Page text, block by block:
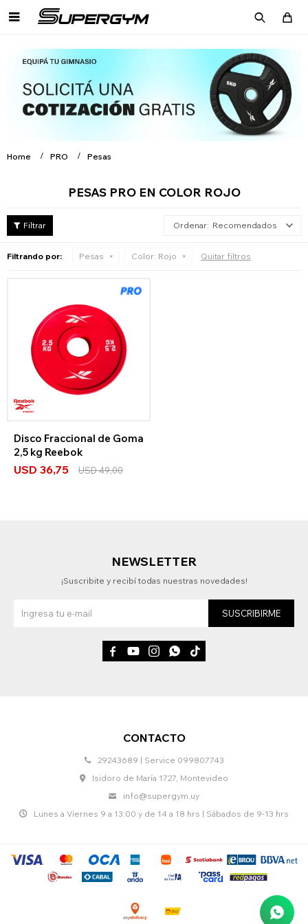

Home PRO Pesas
PESAS PRO EN COLOR ROJO
Recomendados
Filtrando por: Pesas Color: Rojo Quitar filtros
Disco Fraccional de Goma
2,5 kg Reebok
USD 36,75 USD49,00
CONTACTO
29243689 | Service 099807743
Isidoro de María 1727, Montevideo
info@supergym.uy
Lunes a Viernes 9 a 13:00 y de 14 a 18 hrs | Sábados de 9-13 hrs
NEWSLETTER
¡Suscribite y recibí todas nuestras novedades!
SUSCRIBIRME
    